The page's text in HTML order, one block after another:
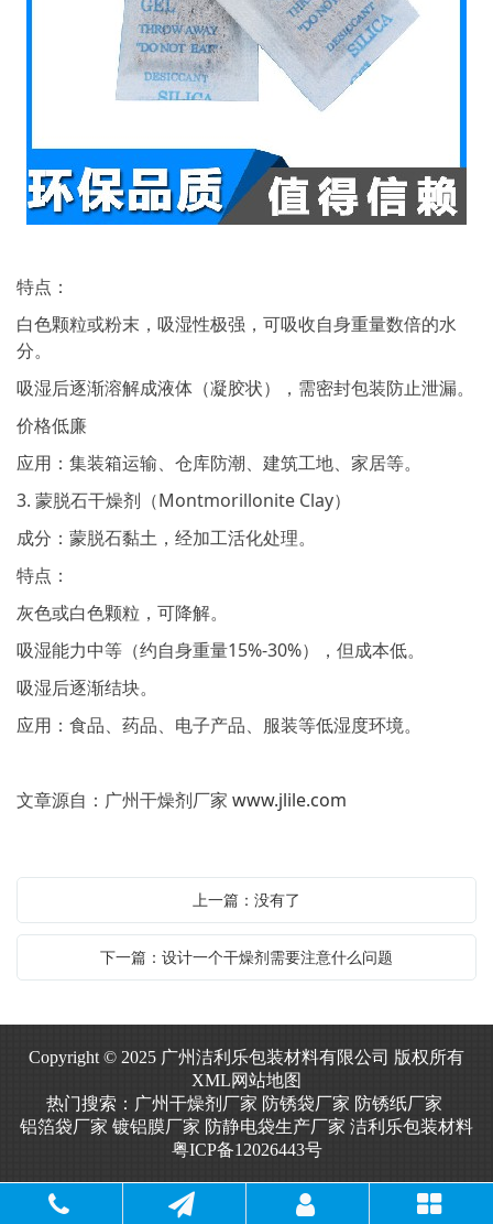
特点：
白色颗粒或粉末，吸湿性极强，可吸收自身重量数倍的水
分。
吸湿后逐渐溶解成液体（凝胶状），需密封包装防止泄漏。
价格低廉
应用：集装箱运输、仓库防潮、建筑工地、家居等。
3. 蒙脱石干燥剂（Montmorillonite Clay）
成分：蒙脱石黏土，经加工活化处理。
特点：
灰色或白色颗粒，可降解。
吸湿能力中等（约自身重量15%-30%），但成本低。
吸湿后逐渐结块。
应用：食品、药品、电子产品、服装等低湿度环境。
文章源自：广州干燥剂厂家 www.jlile.com
上一篇：没有了
下一篇：设计一个干燥剂需要注意什么问题
Copyright © 2025 广州洁利乐包装材料有限公司 版权所有
XML网站地图
热门搜索： 广州干燥剂厂家 防锈袋厂家 防锈纸厂家
铝箔袋厂家 镀铝膜厂家 防静电袋生产厂家 洁利乐包装材料
粤ICP备12026443号